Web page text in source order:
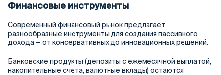
Финансовые инструменты
Современный финансовый рынок предлагает
разнообразные инструменты для создания пассивного
дохода — от консервативных до инновационных решений.
Банковские продукты (депозиты с ежемесячной выплатой,
накопительные счета, валютные вклады) остаются